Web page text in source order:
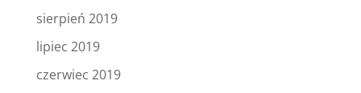
sierpień 2019
lipiec 2019
czerwiec 2019